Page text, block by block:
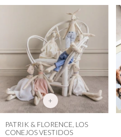
+
PATRIK & FLORENCE, LOS
CONEJOS VESTIDOS